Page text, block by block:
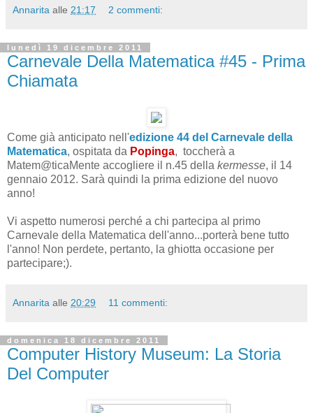
Annarita alle 21:17 2 commenti:
lunedì 19 dicembre 2011
Carnevale Della Matematica #45 - Prima
Chiamata
Come già anticipato nell'edizione 44 del Carnevale della
Matematica, ospitata da Popinga, toccherà a
Matem@ticaMente accogliere il n.45 della kermesse, il 14
gennaio 2012. Sarà quindi la prima edizione del nuovo
anno!
Vi aspetto numerosi perché a chi partecipa al primo
Carnevale della Matematica dell'anno...porterà bene tutto
l'anno! Non perdete, pertanto, la ghiotta occasione per
partecipare;).
Annarita alle 20:29 11 commenti:
domenica 18 dicembre 2011
Computer History Museum: La Storia
Del Computer